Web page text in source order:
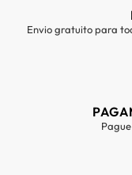
Envio gratuito para